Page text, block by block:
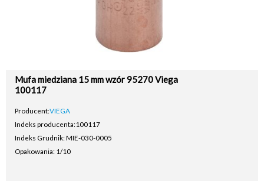
Mufa miedziana 15 mm wzór 95270 Viega
100117
Producent:VIEGA
Indeks producenta:100117
Indeks Grudnik: MIE-030-0005
Opakowania: 1/10